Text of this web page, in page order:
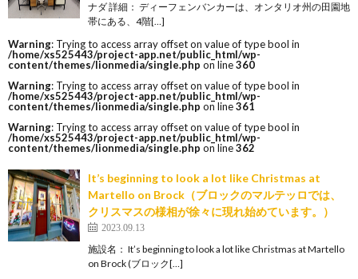
ナダ 詳細： ディーフェンバンカーは、オンタリオ州の田園地
帯にある、4階[…]
Warning: Trying to access array offset on value of type bool in
/home/xs525443/project-app.net/public_html/wp-
content/themes/lionmedia/single.php on line360
Warning: Trying to access array offset on value of type bool in
/home/xs525443/project-app.net/public_html/wp-
content/themes/lionmedia/single.php on line361
Warning: Trying to access array offset on value of type bool in
/home/xs525443/project-app.net/public_html/wp-
content/themes/lionmedia/single.php on line362
It’s beginning to look a lot like Christmas at
Martello on Brock（ブロックのマルテッロでは、
クリスマスの様相が徐々に現れ始めています。）
2023.09.13
施設名： It’s beginning to look a lot like Christmas at Martello
on Brock (ブロック[…]